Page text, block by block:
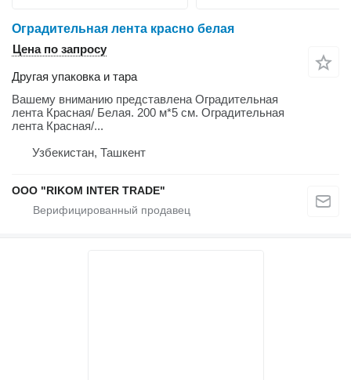
Оградительная лента красно белая
Цена по запросу
Другая упаковка и тара
Вашему вниманию представлена Оградительная
лента Красная/ Белая. 200 м*5 см. Оградительная
лента Красная/...
Узбекистан, Ташкент
OOO "RIKOM INTER TRADE"